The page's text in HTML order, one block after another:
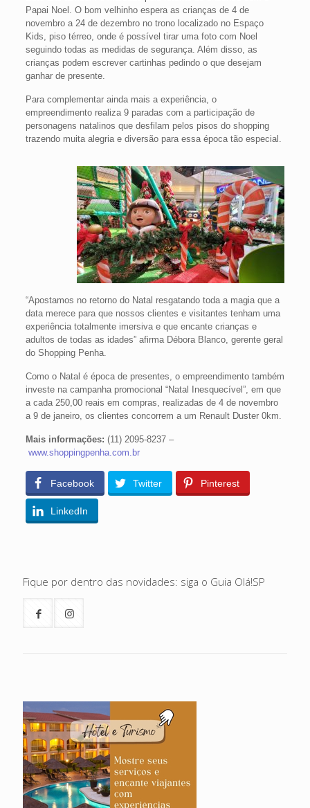
Papai Noel. O bom velhinho espera as crianças de 4 de
novembro a 24 de dezembro no trono localizado no Espaço
Kids, piso térreo, onde é possível tirar uma foto com Noel
seguindo todas as medidas de segurança. Além disso, as
crianças podem escrever cartinhas pedindo o que desejam
ganhar de presente.
Para complementar ainda mais a experiência, o
empreendimento realiza 9 paradas com a participação de
personagens natalinos que desfilam pelos pisos do shopping
trazendo muita alegria e diversão para essa época tão especial.
“Apostamos no retorno do Natal resgatando toda a magia que a
data merece para que nossos clientes e visitantes tenham uma
experiência totalmente imersiva e que encante crianças e
adultos de todas as idades” afirma Débora Blanco, gerente geral
do Shopping Penha.
Como o Natal é época de presentes, o empreendimento também
investe na campanha promocional “Natal Inesquecível”, em que
a cada 250,00 reais em compras, realizadas de 4 de novembro
a 9 de janeiro, os clientes concorrem a um Renault Duster 0km.
Mais informações: (11) 2095-8237 –
www.shoppingpenha.com.br
Facebook Twitter Pinterest
LinkedIn
Fique por dentro das novidades: siga o Guia Olá!SP